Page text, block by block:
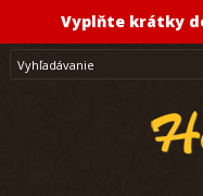
Vyplňte krátky